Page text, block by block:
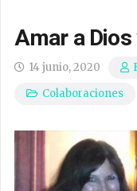
Amar a
14 junio, 2020
Colaboraciones